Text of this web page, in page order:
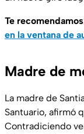
Te
en la ventana de
Madre de
La madre de
Santuario, afirmó
Contradiciendo